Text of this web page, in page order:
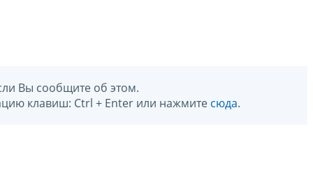
Вы сообщите об этом.
клавиш: Ctrl + Enter или нажмите сюда.